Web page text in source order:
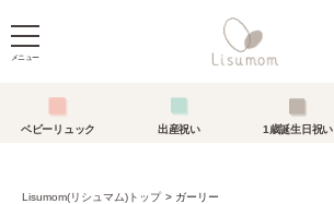
メニュー
ベビーリュック 出産祝い 1歳誕生日祝い
Lisumom(リシュマム)トップ ガーリー